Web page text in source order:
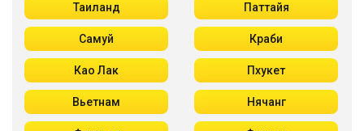
Таиланд Паттайя
Самуй Краби
Као Лак Пхукет
Вьетнам Нячанг